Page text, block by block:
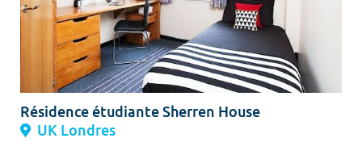
Résidence étudiante Sherren House
UK Londres